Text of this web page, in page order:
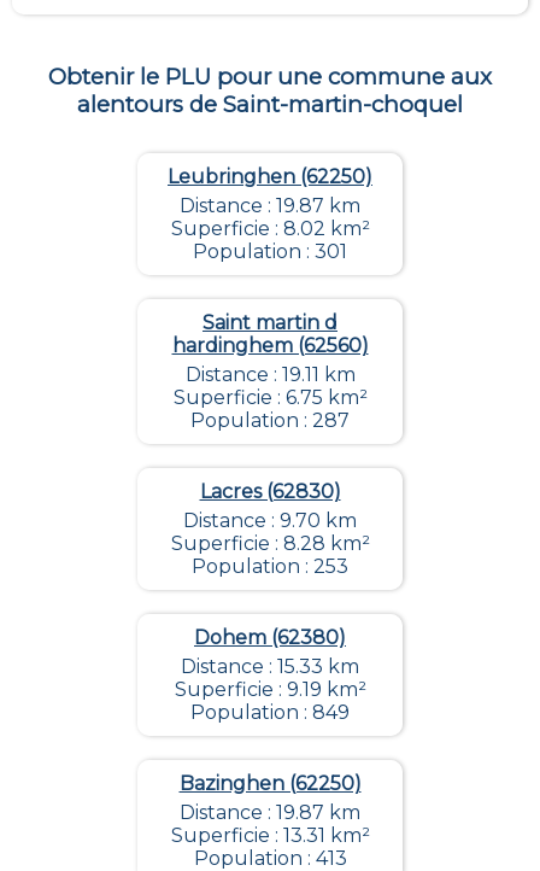
Obtenir le PLU pour une commune aux
alentours de Saint-martin-choquel
Leubringhen (62250)
Distance : 19.87 km
Superficie : 8.02 km²
Population : 301
Saint martin d
hardinghem (62560)
Distance : 19.11 km
Superficie : 6.75 km²
Population : 287
Lacres (62830)
Distance : 9.70 km
Superficie : 8.28 km²
Population : 253
Dohem (62380)
Distance : 15.33 km
Superficie : 9.19 km²
Population : 849
Bazinghen (62250)
Distance : 19.87 km
Superficie : 13.31 km²
Population : 413